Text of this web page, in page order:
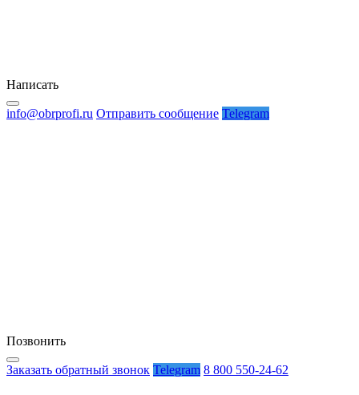
Написать
info@obrprofi.ru Отправить сообщение Telegram
Позвонить
Заказать обратный звонок Telegram 8 800 550-24-62